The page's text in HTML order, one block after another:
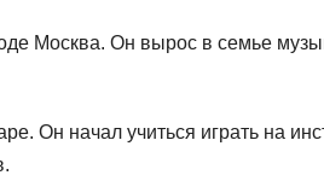
Москва. Он вырос в семье
Он начал учиться играть на